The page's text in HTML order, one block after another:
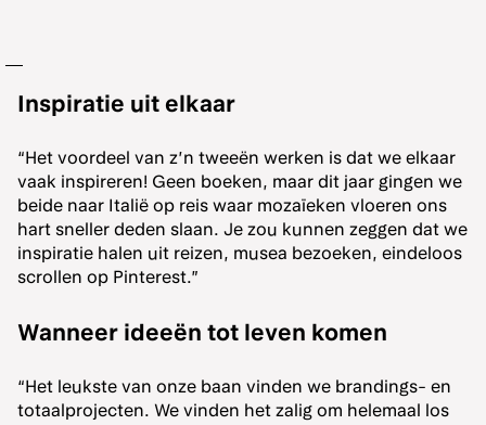
Inspiratie uit elkaar
“Het voordeel van z’n tweeën werken is dat we elkaar
vaak inspireren! Geen boeken, maar dit jaar gingen we
beide naar Italië op reis waar mozaïeken vloeren ons
hart sneller deden slaan. Je zou kunnen zeggen dat we
inspiratie halen uit reizen, musea bezoeken, eindeloos
scrollen op Pinterest.”
Wanneer ideeën tot leven komen
“Het leukste van onze baan vinden we brandings- en
totaalprojecten. We vinden het zalig om helemaal los